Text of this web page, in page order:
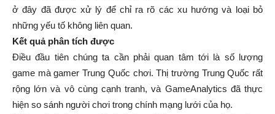
ở đây đã được xử lý để chỉ ra rõ các xu hướng và loại bỏ
những yếu tố không liên quan.
Kết quả phân tích được
Điều đầu tiên chúng ta cần phải quan tâm tới là số lượng
game mà gamer Trung Quốc chơi. Thị trường Trung Quốc rất
rộng lớn và vô cùng cạnh tranh, và GameAnalytics đã thực
hiện so sánh người chơi trong chính mạng lưới của họ.